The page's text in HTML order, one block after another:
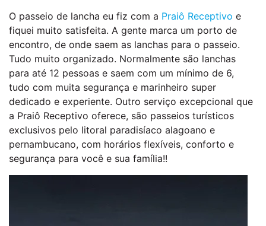
O passeio de lancha eu fiz com a Praiô Receptivo e
fiquei muito satisfeita. A gente marca um porto de
encontro, de onde saem as lanchas para o passeio.
Tudo muito organizado. Normalmente são lanchas
para até 12 pessoas e saem com um mínimo de 6,
tudo com muita segurança e marinheiro super
dedicado e experiente. Outro serviço excepcional que
a Praiô Receptivo oferece, são passeios turísticos
exclusivos pelo litoral paradisíaco alagoano e
pernambucano, com horários flexíveis, conforto e
segurança para você e sua família!!